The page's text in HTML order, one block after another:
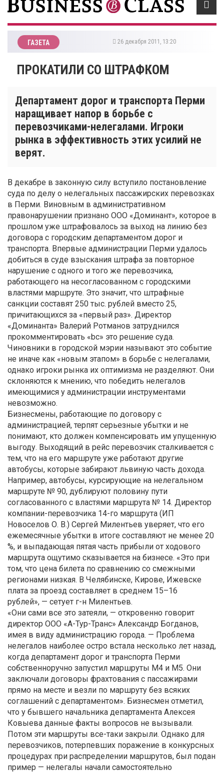
ГАЗЕТА 26 декабря 2011, 13:20
ПРОКАТИЛИ СО ШТРАФКОМ
Департамент дорог и транспорта Перми
наращивает напор в борьбе с
перевозчиками-нелегалами. Игроки
рынка в эффективность этих усилий не
верят.
В декабре в законную силу вступило постановление
суда по делу о нелегальных пассажирских перевозках
в Перми. Виновным в административном
правонарушении признано ООО «Доминант», которое в
прошлом уже штрафовалось за выход на линию без
договора с городским департаментом дорог и
транспорта. Впервые администрации Перми удалось
добиться в суде взыскания штрафа за повторное
нарушение с одного и того же перевозчика,
работающего на несогласованном с городскими
властями маршруте. Это значит, что штрафные
санкции составят 250 тыс. рублей вместо 25,
причитающихся за «первый раз». Директор
«Доминанта» Валерий Ротманов затруднился
прокомментировать «bc» это решение суда.
Чиновники в городской мэрии называют это событие
не иначе как «новым этапом» в борьбе с нелегалами,
однако игроки рынка их оптимизма не разделяют. Они
склоняются к мнению, что победить нелегалов
имеющимися у администрации инструментами
невозможно.
Бизнесмены, работающие по договору с
администрацией, терпят серьезные убытки и не
понимают, кто должен компенсировать им упущенную
выгоду. Выходящий в рейс перевозчик сталкивается с
тем, что на его маршруте уже работают другие
автобусы, которые забирают львиную часть дохода.
Например, автобусы, курсирующие на нелегальном
маршруте № 90, дублируют половину пути
согласованного с властями маршрута № 14. Директор
компании-перевозчика 14-го маршрута (ИП
Новоселов О. В.) Сергей Милентьев уверяет, что его
ежемесячные убытки в итоге составляют не менее 20
%, и выпадающая пятая часть прибыли от ходового
маршрута ощутимо сказывается на бизнесе. «Это при
том, что цена билета по сравнению со смежными
регионами низкая. В Челябинске, Кирове, Ижевске
плата за проезд составляет в среднем 15–16
рублей», — сетует г-н Милентьев.
«Они сами все это затеяли, — откровенно говорит
директор ООО «А-Тур-Транс» Александр Богданов,
имея в виду администрацию города. — Проблема
нелегалов наиболее остро встала несколько лет назад,
когда департамент дорог и транспорта Перми
собственноручно запустил маршруты М4 и М5. Они
заключали договоры фрахтования с пассажирами
прямо на месте и везли по маршруту без всяких
соглашений с департаментом». Бизнесмен отметил,
что у бывшего начальника департамента Алексея
Ковыева данные факты вопросов не вызывали.
Потом эти маршруты все-таки закрыли. Однако для
перевозчиков, потерпевших поражение в конкурсных
процедурах при распределении маршрутов, был подан
пример — нелегалы начали самостоятельно